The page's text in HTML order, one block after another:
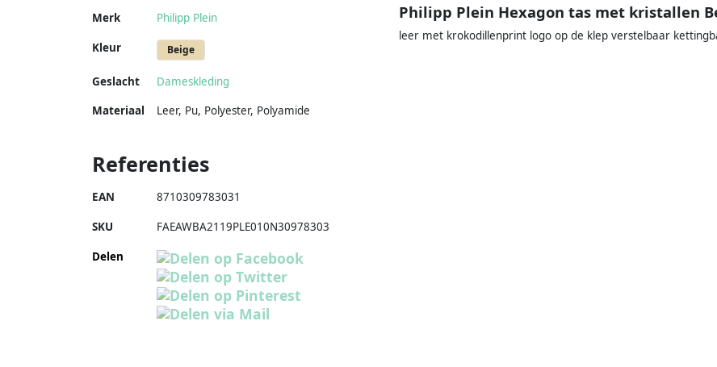
Merk Philipp Plein
Kleur Beige
Geslacht
Dameskleding
Materiaal
Leer, Pu, Polyester, Polyamide
Philipp Plein Hexagon tas met kristallen
leer met krokodillenprint logo op de klep verstelbaar
Referenties
EAN 8710309783031
SKU FAEAWBA2119PLE010N30978303
Delen